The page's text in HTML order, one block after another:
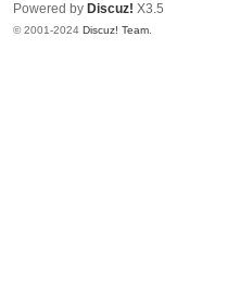
Powered by Discuz! X3.5
© 2001-2024 Discuz! Team